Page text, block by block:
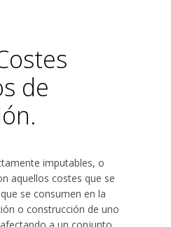
de
imputables, o
aquellos costes que se
se consumen en la
o construcción de uno